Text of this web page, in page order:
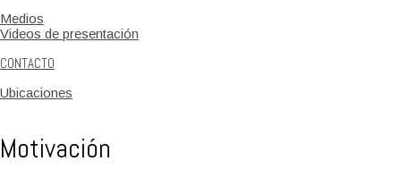
Medios
Videos de presentación
CONTACTO
Ubicaciones
Motivación